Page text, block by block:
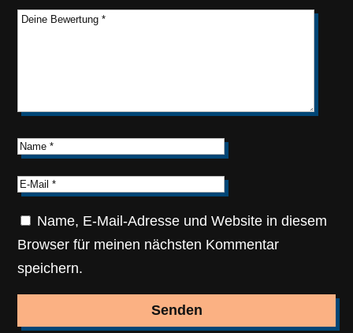
Name, E-Mail-Adresse und Website in diesem
Browser für meinen nächsten Kommentar
speichern.
Senden